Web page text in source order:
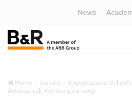
News
Home Service Registrazione del
AcoposTrak Monitor Licensing